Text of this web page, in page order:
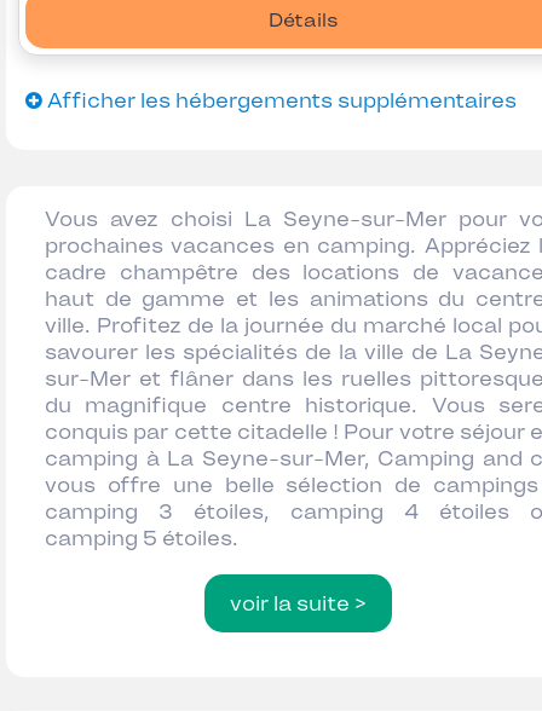
Détails
Afficher les hébergements supplémentaires
Vous avez choisi La Seyne-sur-Mer pour
prochaines vacances en camping. Appréciez
cadre champêtre des locations de
haut de gamme et les animations du
ville. Profitez de la journée du marché local
savourer les spécialités de la ville de La
sur-Mer et flâner dans les ruelles
du magnifique centre historique. Vous
conquis par cette citadelle ! Pour votre séjour
camping à La Seyne-sur-Mer, Camping and
vous offre une belle sélection de
camping 3 étoiles, camping 4 étoiles
camping 5 étoiles.
voir la suite >